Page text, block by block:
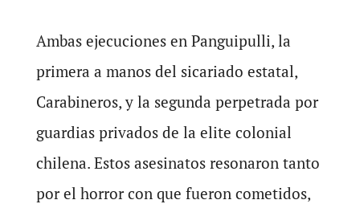
Ambas ejecuciones en Panguipulli, la
primera a manos del sicariado estatal,
Carabineros, y la segunda perpetrada por
guardias privados de la elite colonial
chilena. Estos asesinatos resonaron tanto
por el horror con que fueron cometidos,